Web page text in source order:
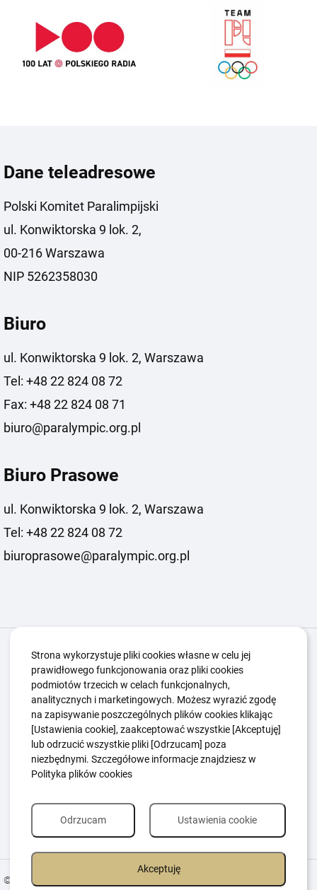
Dane teleadresowe
Polski Komitet Paralimpijski
ul. Konwiktorska 9 lok. 2,
00-216 Warszawa
NIP 5262358030
Biuro
ul. Konwiktorska 9 lok. 2, Warszawa
Tel: +48 22 824 08 72
Fax: +48 22 824 08 71
biuro@paralympic.org.pl
Biuro Prasowe
ul. Konwiktorska 9 lok. 2, Warszawa
Tel: +48 22 824 08 72
biuroprasowe@paralympic.org.pl
Igrzyska Paralimpijskie O nas
Kwalifikacje ZSK
Kluby Aktualności
Edukacja
Guttmanny Kontakt
Polityka Ochrony Dzieci
Sygnaliści
Polityka plików cookie
© 2026 All Rights Reserved.
Strona wykorzystuje pliki cookies własne w celu jej
prawidłowego funkcjonowania oraz pliki cookies
podmiotów trzecich w celach funkcjonalnych,
analitycznych i marketingowych. Możesz wyrazić zgodę
na zapisywanie poszczególnych plików cookies klikając
[Ustawienia cookie], zaakceptować wszystkie [Akceptuję]
lub odrzucić wszystkie pliki [Odrzucam] poza
niezbędnymi. Szczegółowe informacje znajdziesz w
Polityka plików cookies
Akceptuję
Ustawienia cookie
Odrzucam